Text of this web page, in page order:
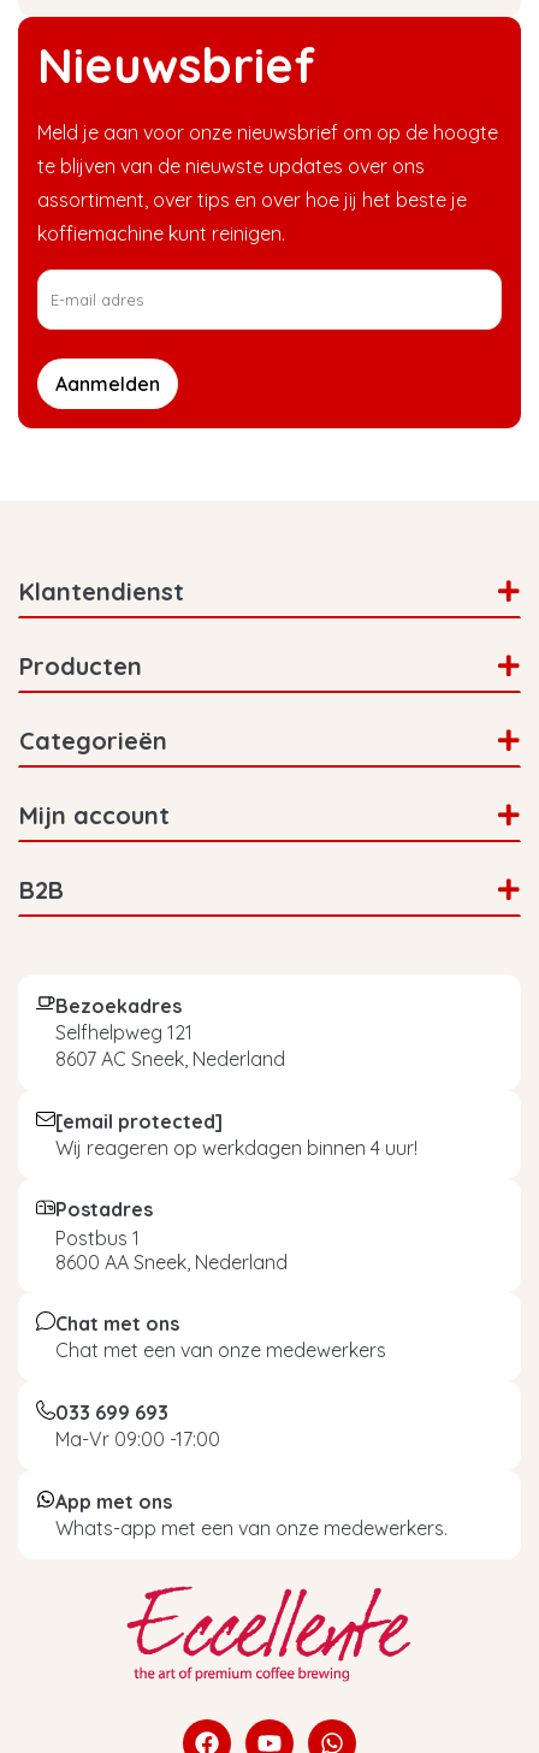
Nieuwsbrief
Meld je aan voor onze nieuwsbrief om op de hoogte
te blijven van de nieuwste updates over ons
assortiment, over tips en over hoe jij het beste je
koffiemachine kunt reinigen.
Aanmelden
Klantendienst
Producten
Categorieën
Mijn account
B2B
Bezoekadres
Selfhelpweg 121
8607 AC Sneek, Nederland
[email protected]
Wij reageren op werkdagen binnen 4 uur!
Postadres
Postbus 1
8600 AA Sneek, Nederland
Chat met ons
Chat met een van onze medewerkers
033 699 693
Ma-Vr 09:00 -17:00
App met ons
Whats-app met een van onze medewerkers.